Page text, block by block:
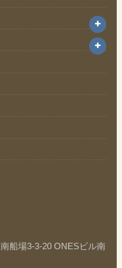
船場3-3-20 ONESビル南